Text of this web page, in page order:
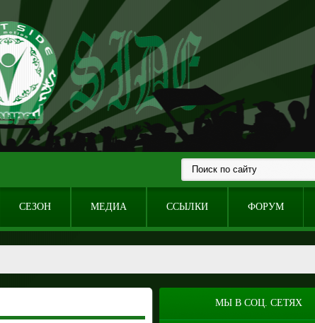
СЕЗОН МЕДИА ССЫЛКИ ФОРУМ
МЫ В СОЦ. СЕТЯХ